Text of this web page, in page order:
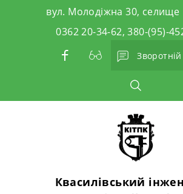
вул. Молодіжна 30, селище
0362 20-34-62, 380-(95)-
Квасилівський